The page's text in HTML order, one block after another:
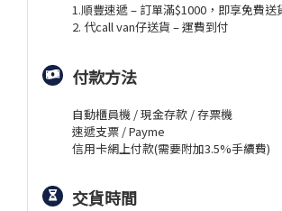
1.順豐速遞 – 訂單滿$1000，即享免費送
2. 代call van仔送貨 – 運費到付
付款方法
自動櫃員機 / 現金存款 / 存票機
速遞支票 / Payme
信用卡網上付款(需要附加3.5%手續費)
交貨時間